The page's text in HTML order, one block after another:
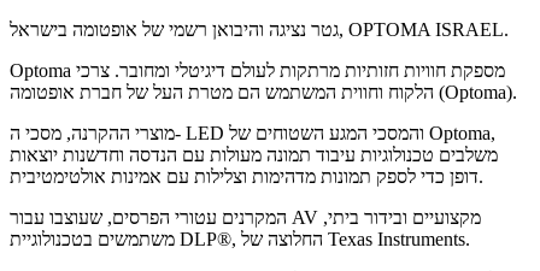
גטר נציגה והיבואן רשמי של אופטומה בישראל, OPTOMA ISRAEL.
Optoma מספקת חוויות חזותיות מרתקות לעולם דיגיטלי ומחובר. צרכי
הלקוח וחווית המשתמש הם מטרת העל של חברת אופטומה (Optoma).
מוצרי ההקרנה, מסכי ה- LED והמסכי המגע השטוחים של Optoma,
משלבים טכנולוגיות עיבוד תמונה מעולות עם הנדסה וחדשנות יוצאות
דופן כדי לספק תמונות מדהימות וצלילות עם אמינות אולטימטיבית.
המקרנים עטורי הפרסים, שעוצבו עבור AV מקצועיים ובידור ביתי,
משתמשים בטכנולוגיית DLP®, החלוצה של Texas Instruments.